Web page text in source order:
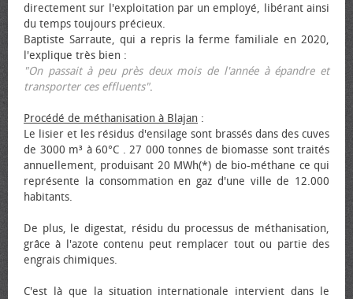
directement sur l'exploitation par un employé, libérant ainsi
du temps toujours précieux.
Baptiste Sarraute, qui a repris la ferme familiale en 2020,
l'explique très bien :
"On passait à peu près deux mois de l'année à épandre et
transporter ces effluents".
Procédé de méthanisation à Blajan :
Le lisier et les résidus d'ensilage sont brassés dans des cuves
de 3000 m³ à 60°C . 27 000 tonnes de biomasse sont traités
annuellement, produisant 20 MWh(*) de bio-méthane ce qui
représente la consommation en gaz d'une ville de 12.000
habitants.
De plus, le digestat, résidu du processus de méthanisation,
grâce à l'azote contenu peut remplacer tout ou partie des
engrais chimiques.
C'est là que la situation internationale intervient dans le